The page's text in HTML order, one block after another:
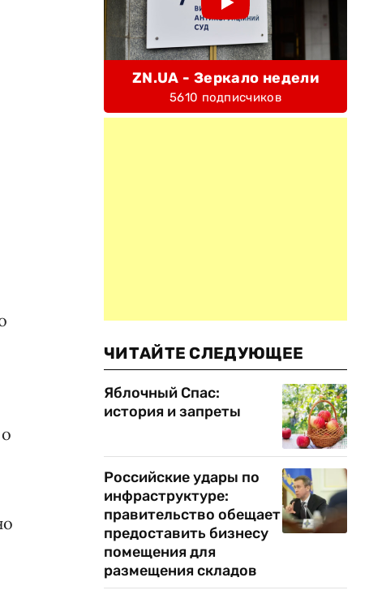
ZN.UA - Зеркало недели
5610 подписчиков
ЧИТАЙТЕ СЛЕДУЮЩЕЕ
Яблочный Спас:
история и запреты
Российские удары по
инфраструктуре:
правительство обещает
предоставить бизнесу
помещения для
размещения складов